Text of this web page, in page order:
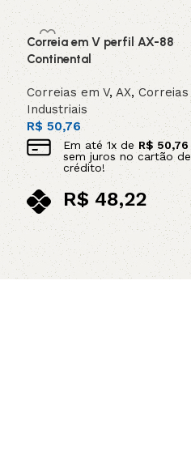
Correia em V perfil AX-88
Continental
Correias em V,AX,Correias
Industriais
R$ 50,76
Em até1x de R$ 50,76
sem juros no cartão de
crédito!
R$ 48,22
no pix
Adicionar ao carrinho